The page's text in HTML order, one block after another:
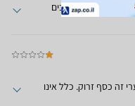
היתושים והזבובים
זה כסף זרוק. כלל אינו